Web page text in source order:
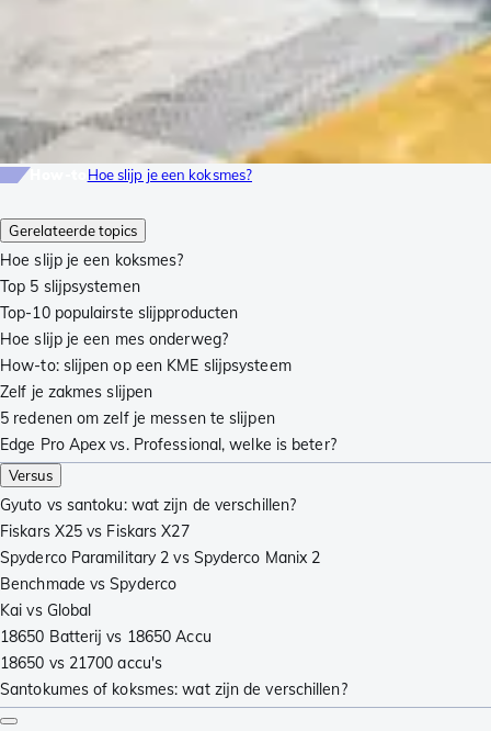
Gerelateerde topics
Hoe slijp je een koksmes?
Top 5 slijpsystemen
Top-10 populairste slijpproducten
Hoe slijp je een mes onderweg?
How-to: slijpen op een KME slijpsysteem
Zelf je zakmes slijpen
5 redenen om zelf je messen te slijpen
Edge Pro Apex vs. Professional, welke is beter?
Versus
Gyuto vs santoku: wat zijn de verschillen?
Fiskars X25 vs Fiskars X27
Spyderco Paramilitary 2 vs Spyderco Manix 2
Benchmade vs Spyderco
Kai vs Global
18650 Batterij vs 18650 Accu
18650 vs 21700 accu's
Santokumes of koksmes: wat zijn de verschillen?
Hoe slijp je een koksmes?